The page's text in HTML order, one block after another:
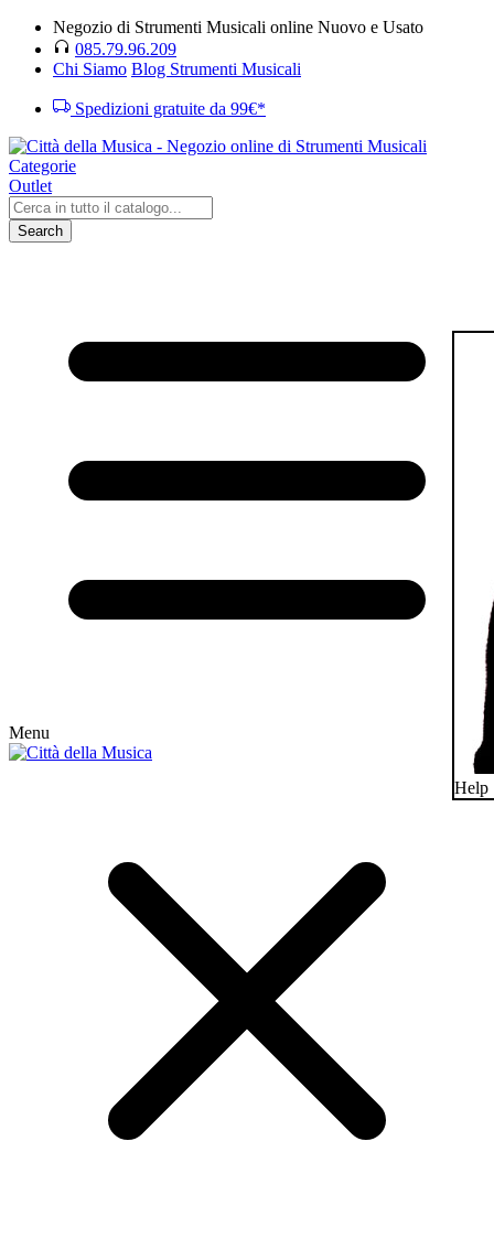
Negozio di Strumenti Musicali online Nuovo e Usato
085.79.96.209
Chi Siamo Blog Strumenti Musicali
Spedizioni gratuite da 99€*
Categorie
Outlet
Search
Menu
Help